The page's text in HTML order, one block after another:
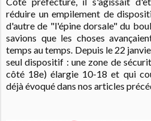
réduire un empilement de
d'autre de "l'épine dorsale" du
savions que les choses
temps au temps. Depuis le 22
seul dispositif : une zone de
côté 18e) élargie 10-18 et qui
déjà évoqué dans nos articles